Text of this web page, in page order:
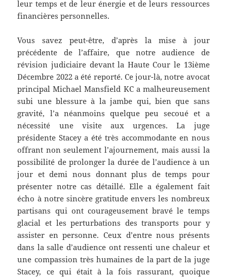
leur temps et de leur énergie et de leurs ressources
financières personnelles.
Vous savez peut-être, d’après la mise à jour
précédente de l’affaire, que notre audience de
révision judiciaire devant la Haute Cour le 13ième
Décembre 2022 a été reporté. Ce jour-là, notre avocat
principal Michael Mansfield KC a malheureusement
subi une blessure à la jambe qui, bien que sans
gravité, l’a néanmoins quelque peu secoué et a
nécessité une visite aux urgences. La juge
présidente Stacey a été très accommodante en nous
offrant non seulement l’ajournement, mais aussi la
possibilité de prolonger la durée de l’audience à un
jour et demi nous donnant plus de temps pour
présenter notre cas détaillé. Elle a également fait
écho à notre sincère gratitude envers les nombreux
partisans qui ont courageusement bravé le temps
glacial et les perturbations des transports pour y
assister en personne. Ceux d’entre nous présents
dans la salle d’audience ont ressenti une chaleur et
une compassion très humaines de la part de la juge
Stacey, ce qui était à la fois rassurant, quoique